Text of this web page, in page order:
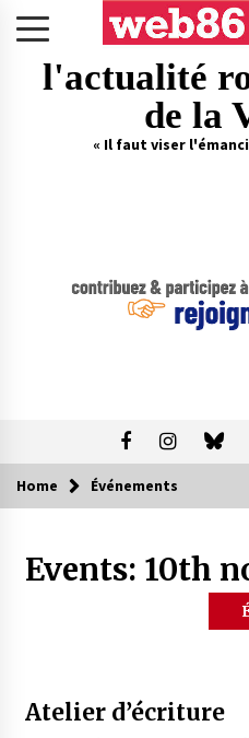
l'actualité
de la
« Il faut viser
Home Événements
Events: 10th
Atelier d’écriture